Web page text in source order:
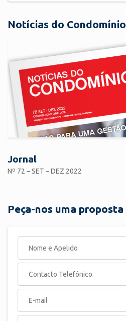
Notícias do Condomínio
Jornal
Nº 72 – SET – DEZ 2022
Peça-nos uma proposta